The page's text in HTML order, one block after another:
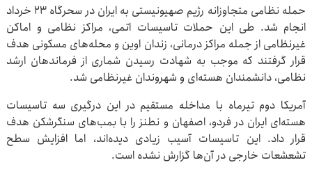
حمله نظامی متجاوزانه رژیم صهیونیستی به ایران در سحرگاه ۲۳ خرداد
انجام شد. طی این حملات تاسیسات اتمی، مراکز نظامی و اماکن
غیرنظامی از جمله مراکز درمانی، زندان اوین و محله‌های مسکونی هدف
قرار گرفتند که موجب به شهادت رسیدن شماری از فرماندهان ارشد
نظامی، دانشمندان هسته‌ای و شهروندان غیرنظامی شد.
آمریکا دوم تیرماه با مداخله مستقیم در این درگیری سه تاسیسات
هسته‌ای ایران در فردو، اصفهان و نطنز را با بمب‌های سنگرشکن هدف
قرار داد. این تاسیسات آسیب زیادی دیده‌اند، اما افزایش سطح
تشعشعات خارجی در آن‌ها گزارش نشده است.